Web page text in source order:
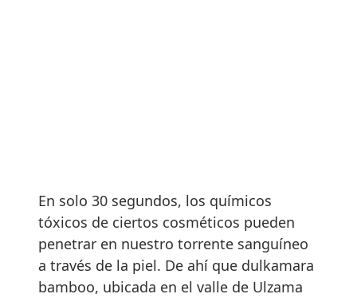
En solo 30 segundos, los químicos
tóxicos de ciertos cosméticos pueden
penetrar en nuestro torrente sanguíneo
a través de la piel. De ahí que dulkamara
bamboo, ubicada en el valle de Ulzama